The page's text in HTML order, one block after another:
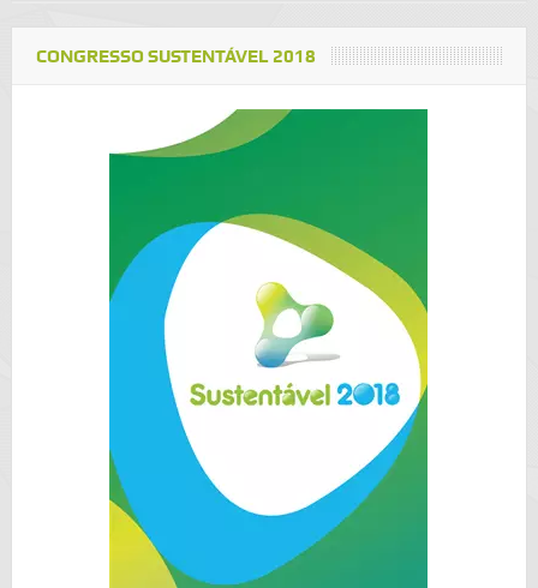
CONGRESSO SUSTENTÁVEL 2018